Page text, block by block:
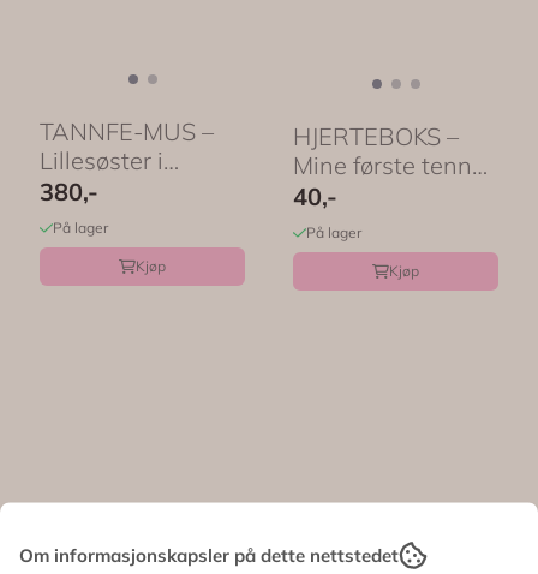
TANNFE-MUS –
Lillesøster i
fyrstikkeske – ...
380,-
På lager
Kjøp
HJERTEBOKS –
Mine første tenner
– Rosa – ...
40,-
På lager
Kjøp
Om informasjonskapsler på dette nettstedet